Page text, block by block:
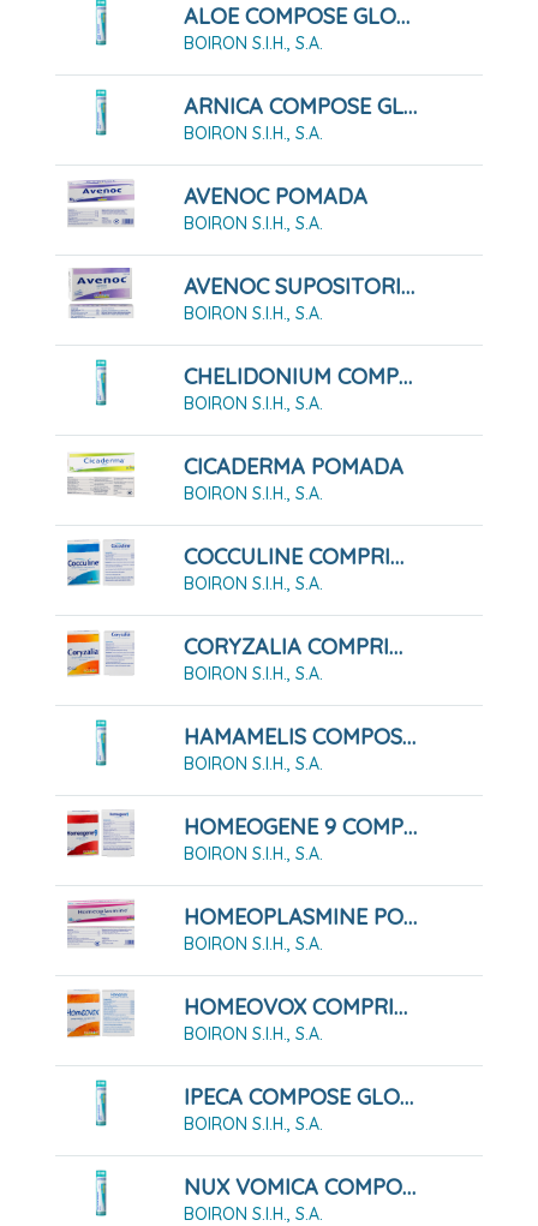
ALOE COMPOSE GLOBULOS BOIRON
BOIRON S.I.H., S.A.
ARNICA COMPOSE GLOBULOS BOIRON
BOIRON S.I.H., S.A.
AVENOC POMADA
BOIRON S.I.H., S.A.
AVENOC SUPOSITORIOS
BOIRON S.I.H., S.A.
CHELIDONIUM COMPOSE GLOBULOS BOIRON
BOIRON S.I.H., S.A.
CICADERMA POMADA
BOIRON S.I.H., S.A.
COCCULINE COMPRIMIDOS SUBLINGUALES, 40 COMPRIMIDOS
BOIRON S.I.H., S.A.
CORYZALIA COMPRIMIDOS SUBLINGUALES, 40 COMPRIMIDOS
BOIRON S.I.H., S.A.
HAMAMELIS COMPOSE GLOBULOS BOIRON
BOIRON S.I.H., S.A.
HOMEOGENE 9 COMPRIMIDOS
BOIRON S.I.H., S.A.
HOMEOPLASMINE POMADA
BOIRON S.I.H., S.A.
HOMEOVOX COMPRIMIDOS RECUBIERTOS
BOIRON S.I.H., S.A.
IPECA COMPOSE GLOBULOS BOIRON
BOIRON S.I.H., S.A.
NUX VOMICA COMPOSE GLOBULOS BOIRON
BOIRON S.I.H., S.A.